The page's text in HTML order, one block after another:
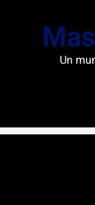
Un